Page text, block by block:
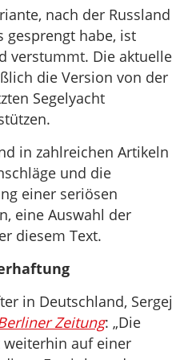
nach der Russland
gesprengt habe, ist
verstummt. Die aktuelle
die Version von der
Segelyacht
in zahlreichen Artikeln
und die
einer seriösen
eine Auswahl der
diesem Text.
in Deutschland, Sergej
Zeitung: „Die
weiterhin auf einer